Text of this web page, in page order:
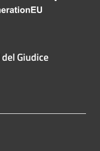
Giudice